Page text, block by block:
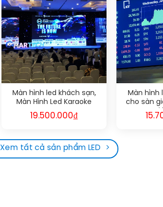
Màn hình led khách sạn,
Màn Hình Led Karaoke
19.500.000₫
Màn hình
cho sàn
Xem tất cả sản phẩm LED